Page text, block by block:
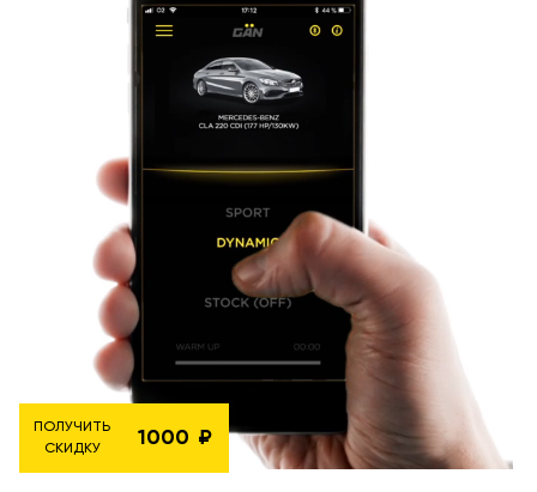
ПОЛУЧИТЬ
СКИДКУ
1000